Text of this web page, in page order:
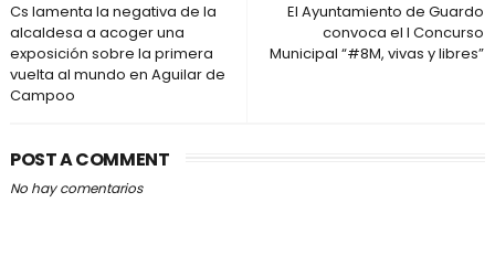
El Ayuntamiento de Guardo
convoca el I Concurso
Municipal “#8M, vivas y libres”
Cs lamenta la negativa de la
alcaldesa a acoger una
exposición sobre la primera
vuelta al mundo en Aguilar de
Campoo
POST A COMMENT
No hay comentarios